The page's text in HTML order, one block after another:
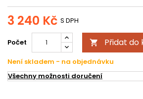
3 240 Kč S DPH
Počet  Přidat do
Není skladem - na objednávku
Všechny možnosti doručení